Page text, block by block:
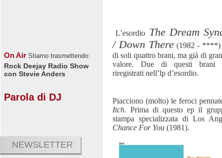
On Air Stiamo trasmettendo:
Rock Deejay Radio Show
con Stevie Anders
Parola di DJ
NEWSLETTER
L’esordio The Dream
/ Down There (1982 - ****)
di soli quattro brani, ma già di
valore. Due di questi brani
riregistrati nell’lp d’esordio.
Piacciono (molto) le feroci
Itch. Prima di questo ep il
stampa specializzata di Los
Chance For You (1981).